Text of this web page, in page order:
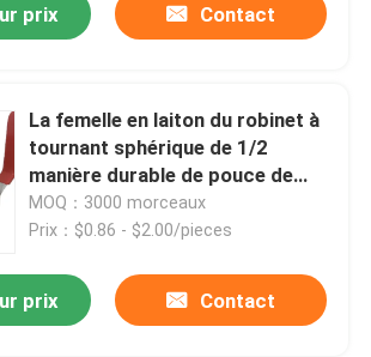
prix Contact
La femelle en laiton du robinet à
tournant sphérique de 1/2
manière durable de pouce de
pleine 400wog a fileté
MOQ：3000 morceaux
Prix：$0.86 - $2.00/pieces
prix Contact